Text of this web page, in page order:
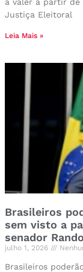
Justiça Eleitoral
Leia Mais »
Brasileiros
sem visto a
senador
julho 1, 2026
Brasileiros